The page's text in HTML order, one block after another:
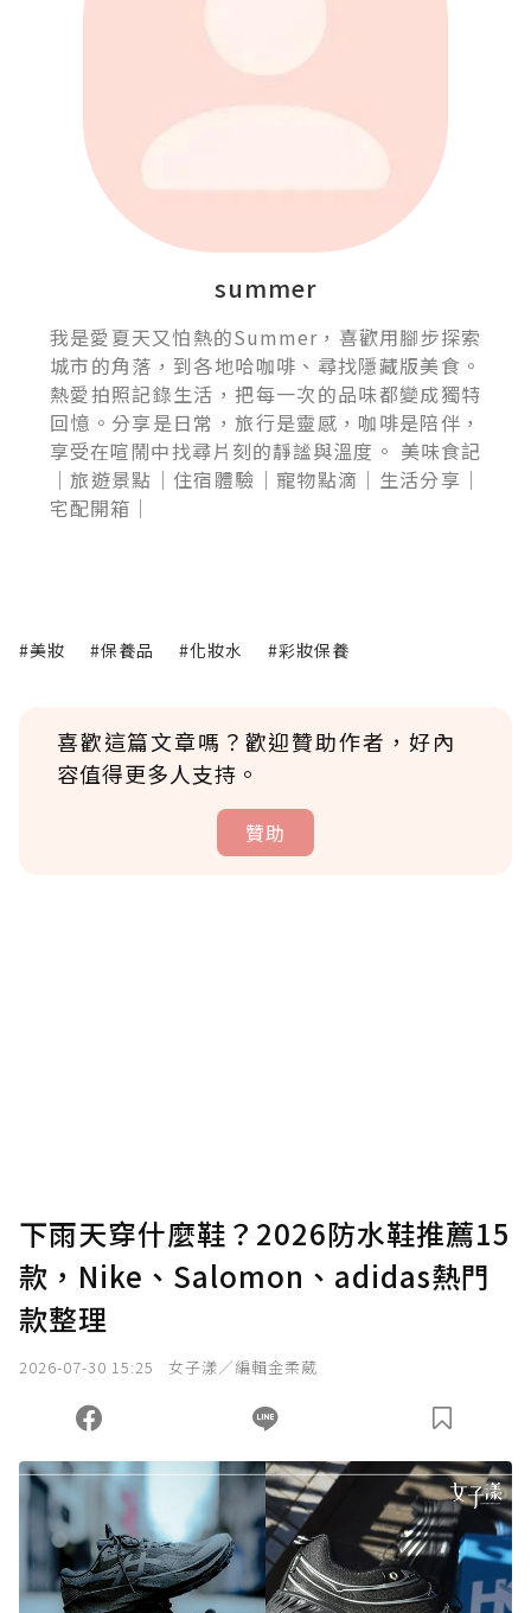
summer
我是愛夏天又怕熱的Summer，喜歡用腳步探索
城市的角落，到各地哈咖啡、尋找隱藏版美食。
熱愛拍照記錄生活，把每一次的品味都變成獨特
回憶。分享是日常，旅行是靈感，咖啡是陪伴，
享受在喧鬧中找尋片刻的靜謐與溫度。 美味食記
｜旅遊景點｜住宿體驗｜寵物點滴｜生活分享｜
宅配開箱｜
#美妝 #保養品 #化妝水 #彩妝保養
喜歡這篇文章嗎？歡迎贊助作者，好內
容值得更多人支持。
贊助
確認送出
您當前剩餘 U 利點數：0點；前往 購買點數
下雨天穿什麼鞋？2026防水鞋推薦15
款，Nike、Salomon、adidas熱門
款整理
2026-07-30 15:25 女子漾／編輯金柔葳